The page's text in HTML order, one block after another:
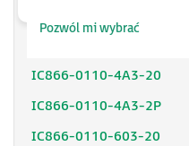
IC866-0110-4A3-20
IC866-0110-4A3-2P
IC866-0110-603-20
Pozwól mi wybrać